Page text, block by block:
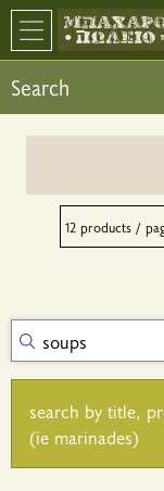
Search bar input field
Search
search by title,
(ie marinades)